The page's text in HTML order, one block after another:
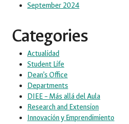
September 2024
Categories
Actualidad
Student Life
Dean’s Office
Departments
DIEE – Más allá del Aula
Research and Extension
Innovación y Emprendimiento